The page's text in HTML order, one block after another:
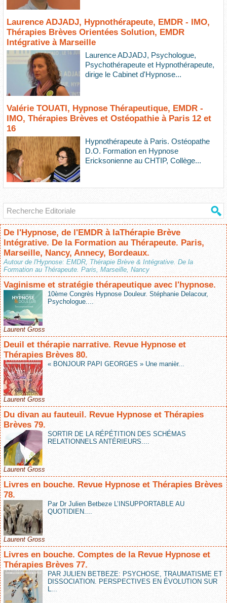
Laurence ADJADJ, Hypnothérapeute, EMDR - IMO,
Thérapies Brèves Orientées Solution, EMDR
Intégrative à Marseille
Laurence ADJADJ, Psychologue,
Psychothérapeute et Hypnothérapeute,
dirige le Cabinet d'Hypnose...
Valérie TOUATI, Hypnose Thérapeutique, EMDR -
IMO, Thérapies Brèves et Ostéopathie à Paris 12 et
16
Hypnothérapeute à Paris. Ostéopathe
D.O. Formation en Hypnose
Ericksonienne au CHTIP, Collège...
De l'Hypnose, de l'EMDR à laThérapie Brève
Intégrative. De la Formation au Thérapeute. Paris,
Marseille, Nancy, Annecy, Bordeaux.
Autour de l'Hypnose: EMDR, Thérapie Brève & Intégrative. De la
Formation au Thérapeute. Paris, Marseille, Nancy
Vaginisme et stratégie thérapeutique avec l'hypnose.
10ème Congrès Hypnose Douleur. Stéphanie Delacour,
Psychologue....
Laurent Gross
Deuil et thérapie narrative. Revue Hypnose et
Thérapies Brèves 80.
« BONJOUR PAPI GEORGES » Une manièr...
Laurent Gross
Du divan au fauteuil. Revue Hypnose et Thérapies
Brèves 79.
SORTIR DE LA RÉPÉTITION DES SCHÉMAS
RELATIONNELS ANTÉRIEURS....
Laurent Gross
Livres en bouche. Revue Hypnose et Thérapies Brèves
78.
Par Dr Julien Betbeze L’INSUPPORTABLE AU
QUOTIDIEN....
Laurent Gross
Livres en bouche. Comptes de la Revue Hypnose et
Thérapies Brèves 77.
PAR JULIEN BETBEZE: PSYCHOSE, TRAUMATISME ET
DISSOCIATION. PERSPECTIVES EN ÉVOLUTION SUR
L...